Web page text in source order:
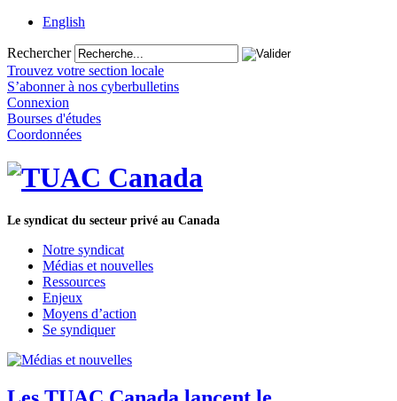
English
Rechercher
Trouvez votre section locale
S’abonner à nos cyberbulletins
Connexion
Bourses d'études
Coordonnées
Le syndicat du secteur privé au Canada
Notre syndicat
Médias et nouvelles
Ressources
Enjeux
Moyens d’action
Se syndiquer